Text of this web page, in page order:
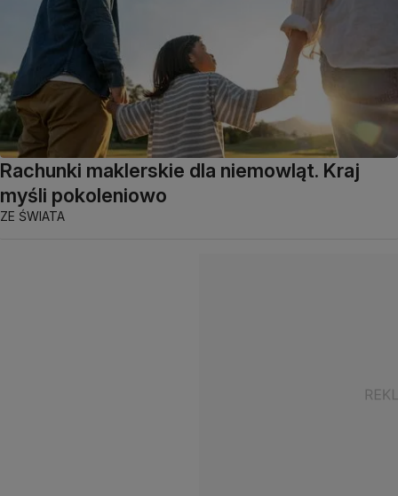
Rachunki maklerskie dla niemowląt. Kraj
myśli pokoleniowo
ZE ŚWIATA